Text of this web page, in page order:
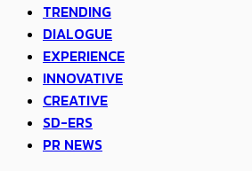
TRENDING
DIALOGUE
EXPERIENCE
INNOVATIVE
CREATIVE
SD-ERS
PR NEWS